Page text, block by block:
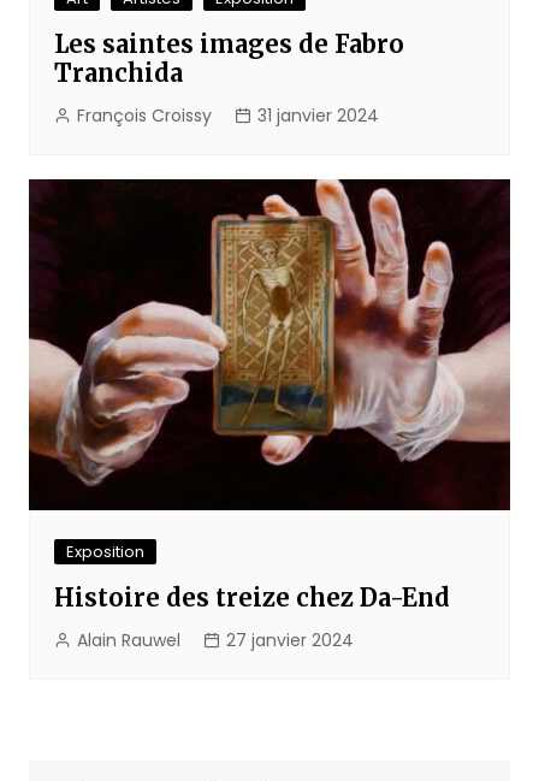
Les saintes images de Fabro
Tranchida
François Croissy 31 janvier 2024
Exposition
Histoire des treize chez Da-End
Alain Rauwel 27 janvier 2024